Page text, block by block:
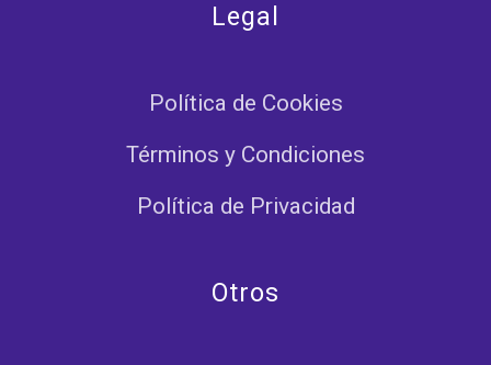
Legal
Política de Cookies
Términos y Condiciones
Política de Privacidad
Otros